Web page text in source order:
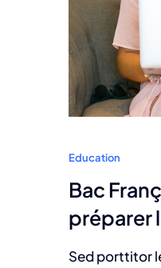
Education
Bac
préparer
Sed porttitor